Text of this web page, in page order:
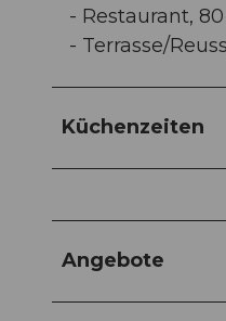
- Restaurant,
- Terrasse/
Küchenzeiten
Angebote